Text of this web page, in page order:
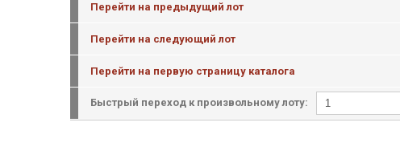
Перейти на предыдущий лот
Перейти на следующий лот
Перейти на первую страницу каталога
Быстрый переход к произвольному лоту: